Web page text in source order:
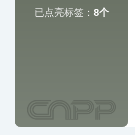
已点亮标签： 8个